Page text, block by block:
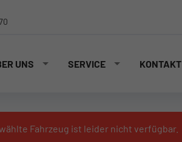
UNS SERVICE KONTAKT
Fahrzeug ist leider nicht verfügbar.